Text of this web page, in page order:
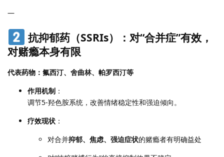
—
抗抑郁药（SSRIs）：对“合并症”有效，
对赌瘾本身有限
代表药物：氟西汀、舍曲林、帕罗西汀等
作用机制 ：
调节5-羟色胺系统，改善情绪稳定性和强迫倾向。
疗效现状 ：
对合并抑郁、焦虑、强迫症状的赌瘾者有明确益处